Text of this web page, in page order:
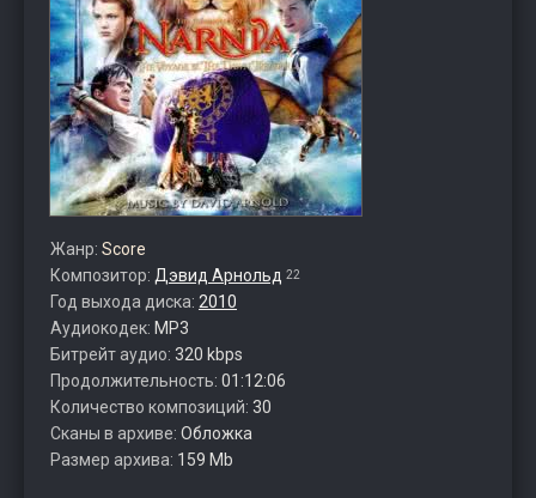
Жанр: Score
Композитор: Дэвид Арнольд 22
Год выхода диска: 2010
Аудиокодек: MP3
Битрейт аудио: 320 kbps
Продолжительность: 01:12:06
Количество композиций: 30
Сканы в архиве: Обложка
Размер архива: 159 Mb